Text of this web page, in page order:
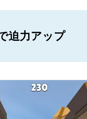
迫力アップ